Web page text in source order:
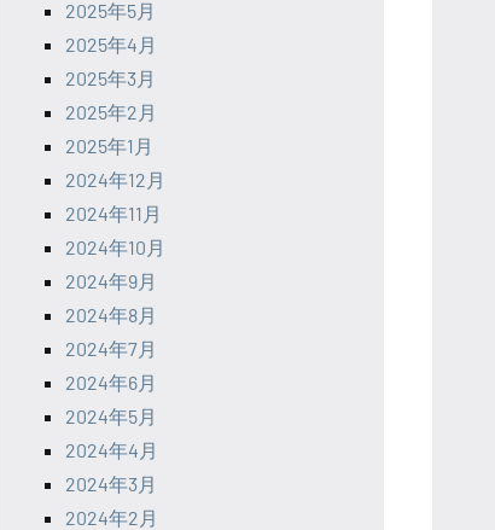
2025年5月
2025年4月
2025年3月
2025年2月
2025年1月
2024年12月
2024年11月
2024年10月
2024年9月
2024年8月
2024年7月
2024年6月
2024年5月
2024年4月
2024年3月
2024年2月